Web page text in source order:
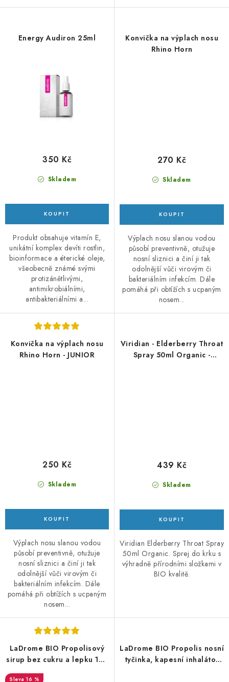
Energy Audiron 25ml
Skladem
350 Kč
Produkt obsahuje vitamín E,
unikátní komplex devíti rostlin,
bioinformace a éterické oleje,
všeobecně známé svými
protizánětlivými,
antimikrobiálními,
antibakteriálními a...
Konvička na výplach nosu
Rhino Horn
Skladem
270 Kč
Výplach nosu slanou vodou
působí preventivně, otužuje
nosní sliznici a činí ji tak
odolnější vůči virovým či
bakteriálním infekcím. Dále
pomáhá při obtížích s ucpaným
nosem...
Konvička na výplach nosu
Rhino Horn - JUNIOR
Skladem
250 Kč
Výplach nosu slanou vodou
působí preventivně, otužuje
nosní sliznici a činí ji tak
odolnější vůči virovým či
bakteriálním infekcím. Dále
pomáhá při obtížích s ucpaným
nosem...
Viridian - Elderberry Throat
Spray 50ml Organic -
Skladem
439 Kč
Viridian Elderberry Throat Spray
50ml Organic. Sprej do krku s
výhradně přírodními složkami v
BIO kvalitě.
LaDrome BIO Propolisový
sirup bez cukru a lepku 150
ml - DMS 9/26
16 %
LaDrome BIO Propolis nosní
tyčinka, kapesní inhalátor